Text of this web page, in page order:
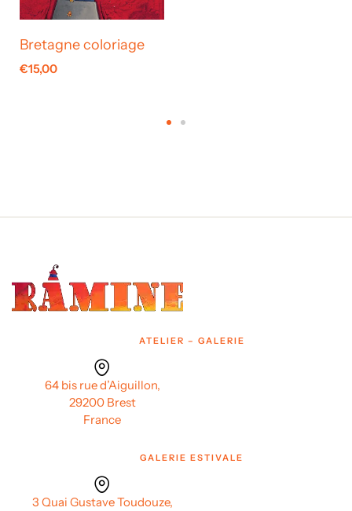
Bretagne coloriage
€15,00
ATELIER – GALERIE
64 bis rue d’Aiguillon,
29200 Brest
France
GALERIE ESTIVALE
3 Quai Gustave Toudouze,